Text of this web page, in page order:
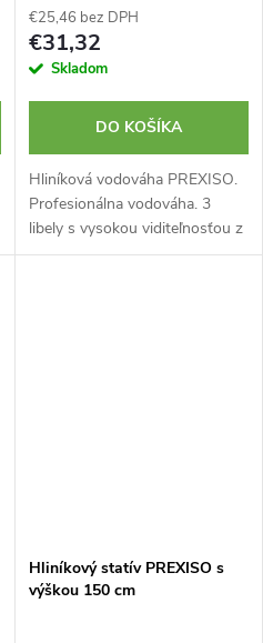
€25,46 bez DPH
€31,32
Skladom
DO KOŠÍKA
Hliníková vodováha PREXISO.
Profesionálna vodováha. 3
libely s vysokou viditeľnosťou z
rôznych uhlov. Drážka v
Hliníkový statív PREXISO s
výškou 150 cm